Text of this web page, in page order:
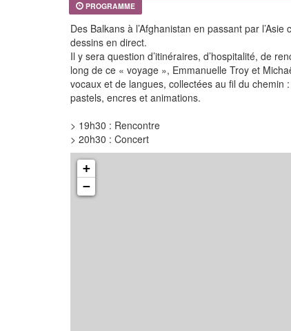
PROGRAMME
Des Balkans à l’Afghanistan en passant par
dessins en direct.
Il y sera question d’itinéraires, d’hospitalité, de
long de ce « voyage », Emmanuelle Troy et
vocaux et de langues, collectées au fil du
pastels, encres et animations.
> 19h30 : Rencontre
> 20h30 : Concert
+
−